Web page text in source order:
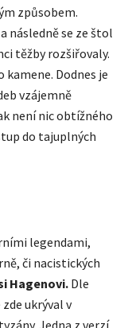
způsobem.
následně se ze štol
těžby rozšiřovaly.
Dodnes je
vzájemně
není nic obtížného
do tajuplných
legendami,
či nacistických
Hagenovi. Dle
ukrýval v
Jedna z verzí